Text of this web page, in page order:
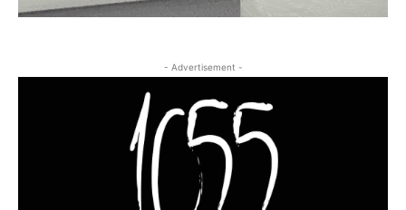
- Advertisement -